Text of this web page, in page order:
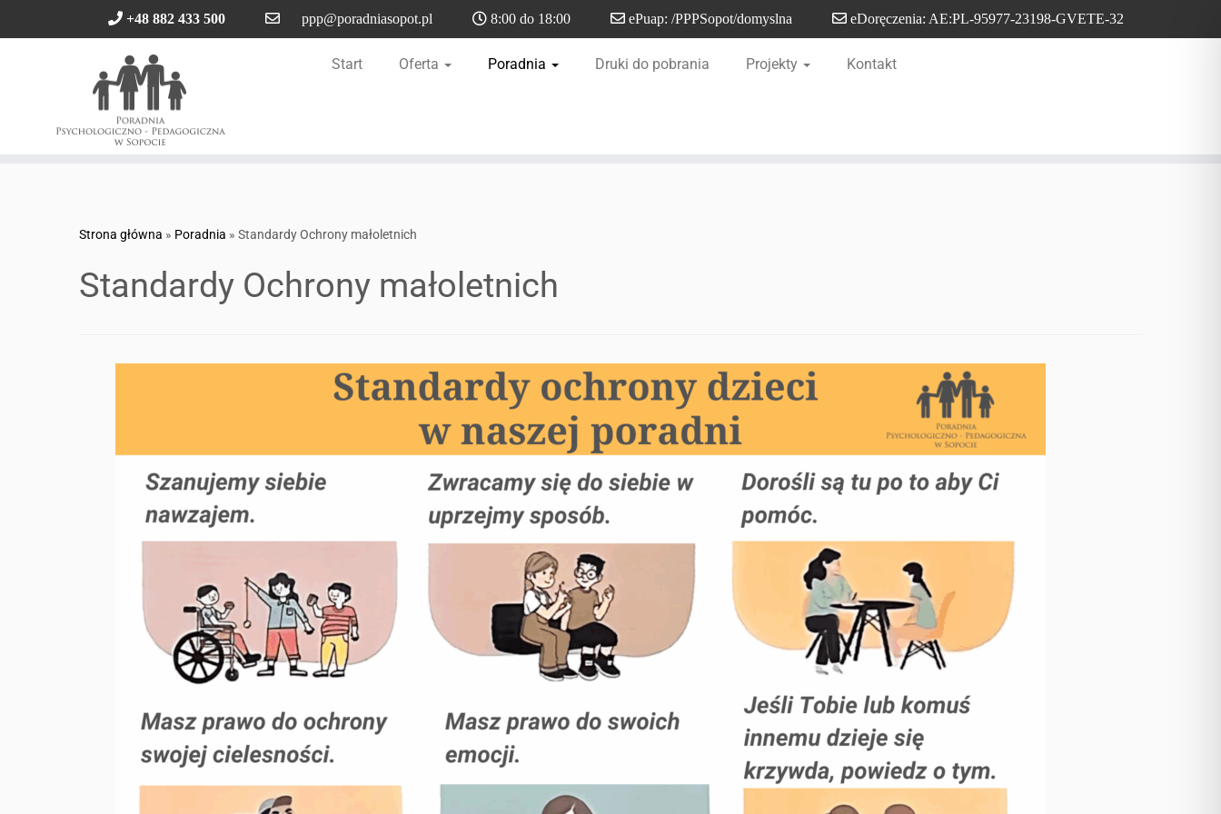
+48 882 433 500 ppp@poradniasopot.pl 8:00 do 18:00 ePuap: /PPPSopot/domyslna eDoręczenia: AE:PL-95977-23198-GVETE-32
Start Oferta Poradnia Druki do pobrania Projekty Kontakt
Strona główna » Poradnia » Standardy Ochrony małoletnich
Standardy Ochrony małoletnich